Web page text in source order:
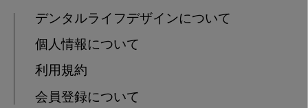
デンタルライフデザインについて
個人情報について
利用規約
会員登録について